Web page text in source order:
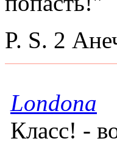
P. S. 2
Londona
Класс! -